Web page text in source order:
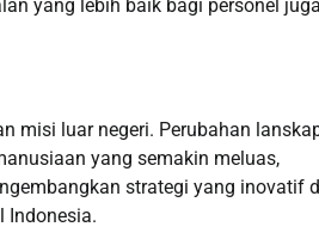
yang lebih baik bagi personel juga
misi luar negeri. Perubahan
yang semakin meluas,
strategi yang inovatif
Indonesia.